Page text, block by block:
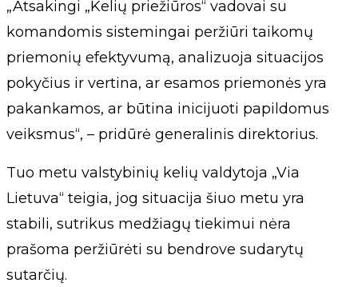
„Atsakingi „Kelių priežiūros“ vadovai su
komandomis sistemingai peržiūri taikomų
priemonių efektyvumą, analizuoja situacijos
pokyčius ir vertina, ar esamos priemonės yra
pakankamos, ar būtina inicijuoti papildomus
veiksmus“, – pridūrė generalinis direktorius.
Tuo metu valstybinių kelių valdytoja „Via
Lietuva“ teigia, jog situacija šiuo metu yra
stabili, sutrikus medžiagų tiekimui nėra
prašoma peržiūrėti su bendrove sudarytų
sutarčių.